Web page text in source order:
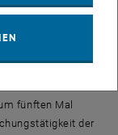
an
fünften Mal
der